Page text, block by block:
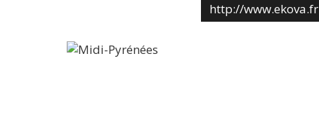
http://www.ekova.fr